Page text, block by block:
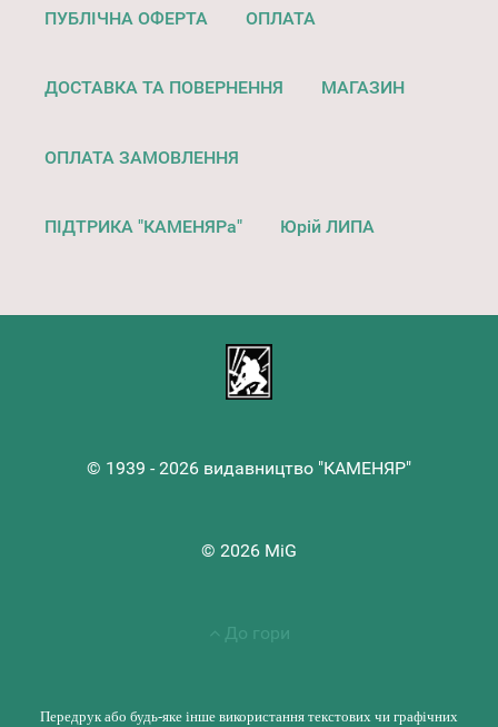
ПУБЛІЧНА ОФЕРТА ОПЛАТА
ДОСТАВКА ТА ПОВЕРНЕННЯ МАГАЗИН
ОПЛАТА ЗАМОВЛЕННЯ
ПІДТРИКА "КАМЕНЯРа" Юрій ЛИПА
© 1939 - 2026 видавництво "КАМЕНЯР"
© 2026 MiG
До гори
Передрук або будь-яке інше використання текстових чи графічних